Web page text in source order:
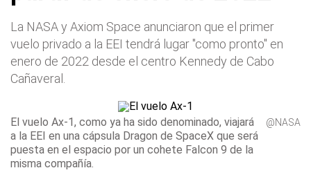
La NASA y Axiom Space anunciaron que el primer
vuelo privado a la EEI tendrá lugar "como pronto" en
enero de 2022 desde el centro Kennedy de Cabo
Cañaveral.
El vuelo Ax-1, como ya ha sido denominado, viajará
a la EEI en una cápsula Dragon de SpaceX que será
puesta en el espacio por un cohete Falcon 9 de la
misma compañía.
@NASA